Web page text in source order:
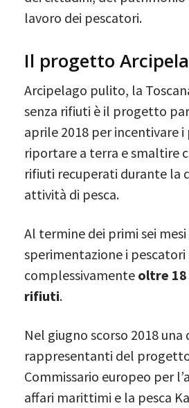
lavoro dei pescatori.
Il progetto
Arcipelago pulito, la
senza rifiuti è il progetto
aprile 2018 per incentivare i
riportare a terra e smaltire
rifiuti recuperati durante la
attività di pesca.
Al termine dei primi sei mesi
sperimentazione i
complessivamente oltre
rifiuti.
Nel giugno scorso 2018 una
rappresentanti del
Commissario europeo per
affari marittimi e la pesca